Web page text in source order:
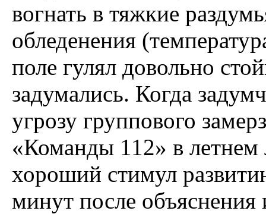
вогнать в тяжкие
обледенения
поле гулял довольно
задумались. Когда
угрозу группового
«Команды 112» в
хороший стимул
минут после объяснения